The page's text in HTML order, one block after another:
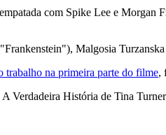
com Spike Lee e Morgan
Malgosia
trabalho na primeira parte do filme,
Verdadeira História de Tina